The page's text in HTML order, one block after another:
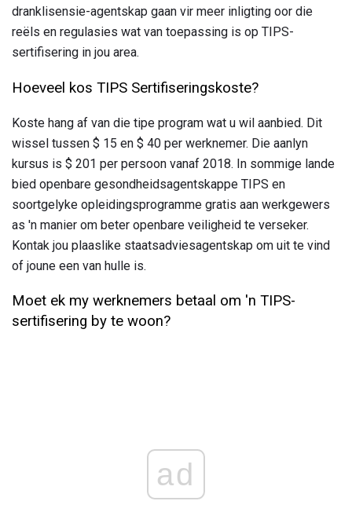
dranklisensie-agentskap gaan vir meer inligting oor die
reëls en regulasies wat van toepassing is op TIPS-
sertifisering in jou area.
Hoeveel kos TIPS Sertifiseringskoste?
Koste hang af van die tipe program wat u wil aanbied. Dit
wissel tussen $ 15 en $ 40 per werknemer. Die aanlyn
kursus is $ 201 per persoon vanaf 2018. In sommige lande
bied openbare gesondheidsagentskappe TIPS en
soortgelyke opleidingsprogramme gratis aan werkgewers
as 'n manier om beter openbare veiligheid te verseker.
Kontak jou plaaslike staatsadviesagentskap om uit te vind
of joune een van hulle is.
Moet ek my werknemers betaal om 'n TIPS-
sertifisering by te woon?
ad